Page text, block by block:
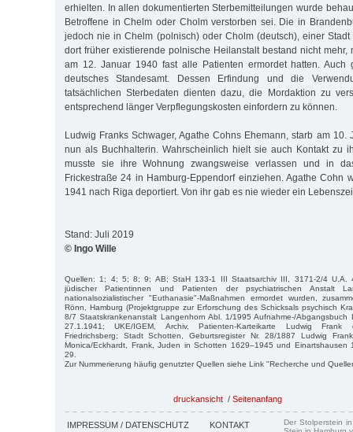
erhielten. In allen dokumentierten Sterbemitteilungen wurde
Betroffene in Chelm oder Cholm verstorben sei. Die in
jedoch nie in Chelm (polnisch) oder Cholm (deutsch), einer
dort früher existierende polnische Heilanstalt bestand nicht mehr,
am 12. Januar 1940 fast alle Patienten ermordet hatten.
deutsches Standesamt. Dessen Erfindung und die
tatsächlichen Sterbedaten dienten dazu, die Mordaktion zu
entsprechend länger Verpflegungskosten einfordern zu können.
Ludwig Franks Schwager, Agathe Cohns Ehemann, starb am 10.
nun als Buchhalterin. Wahrscheinlich hielt sie auch Kontakt zu
musste sie ihre Wohnung zwangsweise verlassen und in
Frickestraße 24 in Hamburg-Eppendorf einziehen. Agathe Cohn
1941 nach Riga deportiert. Von ihr gab es nie wieder ein
Stand: Juli 2019
© Ingo Wille
Quellen: 1; 4; 5; 8; 9; AB; StaH 133-1 III Staatsarchiv III, 3171-2/4 U.A.
jüdischer Patientinnen und Patienten der psychiatrischen Anstalt
nationalsozialistischer "Euthanasie"-Maßnahmen ermordet wurden,
Rönn, Hamburg (Projektgruppe zur Erforschung des Schicksals psychisch
8/7 Staatskrankenanstalt Langenhorn Abl. 1/1995 Aufnahme-/
27.1.1941; UKE/IGEM, Archiv, Patienten-Karteikarte Ludwig Frank
Friedrichsberg; Stadt Schotten, Geburtsregister Nr. 28/1887 Ludwig
Monica/Eckhardt, Frank, Juden in Schotten 1629–1945 und
29.
Zur Nummerierung häufig genutzter Quellen siehe Link "Recherche und
druckansicht / Seitenanfang
IMPRESSUM / DATENSCHUTZ KONTAKT
Der Stolperstein